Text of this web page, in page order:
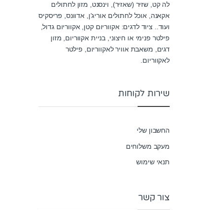
לה קט, שזיר (שאזיר), וינסנט, מזון לחתולים
אקאנה, אוכל לחתולים אוריג’ן, אדוונס, פריסקיס
ועוד.. ציוד לדגים: אקווריום קטן, אקווריום גדול,
פילטר פנימי או חיצוני, בניית אקווריום, מזון
דגים, משאבת אוויר לאקווריום, פילטר
לאקווריום.
שירות לקוחות
החשבון שלי
מעקב משלוחים
תנאי שימוש
צור קשר